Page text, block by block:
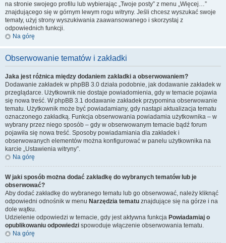
na stronie swojego profilu lub wybierając „Twoje posty” z menu „Więcej…”
znajdującego się w górnym lewym rogu witryny. Jeśli chcesz wyszukać swoje
tematy, użyj strony wyszukiwania zaawansowanego i skorzystaj z
odpowiednich funkcji.
Na górę
Obserwowanie tematów i zakładki
Jaka jest różnica między dodaniem zakładki a obserwowaniem?
Dodawanie zakładek w phpBB 3.0 działa podobnie, jak dodawanie zakładek w
przeglądarce. Użytkownik nie dostaje powiadomienia, gdy w temacie pojawia
się nowa treść. W phpBB 3.1 dodawanie zakładek przypomina obserwowanie
tematu. Użytkownik może być powiadamiany, gdy nastąpi aktualizacja tematu
oznaczonego zakładką. Funkcja obserwowania powiadamia użytkownika – w
wybrany przez niego sposób – gdy w obserwowanym temacie bądź forum
pojawiła się nowa treść. Sposoby powiadamiania dla zakładek i
obserwowanych elementów można konfigurować w panelu użytkownika na
karcie „Ustawienia witryny”.
Na górę
W jaki sposób można dodać zakładkę do wybranych tematów lub je
obserwować?
Aby dodać zakładkę do wybranego tematu lub go obserwować, należy kliknąć
odpowiedni odnośnik w menu Narzędzia tematu znajdujące się na górze i na
dole wątku.
Udzielenie odpowiedzi w temacie, gdy jest aktywna funkcja Powiadamiaj o
opublikowaniu odpowiedzi spowoduje włączenie obserwowania tematu.
Na górę